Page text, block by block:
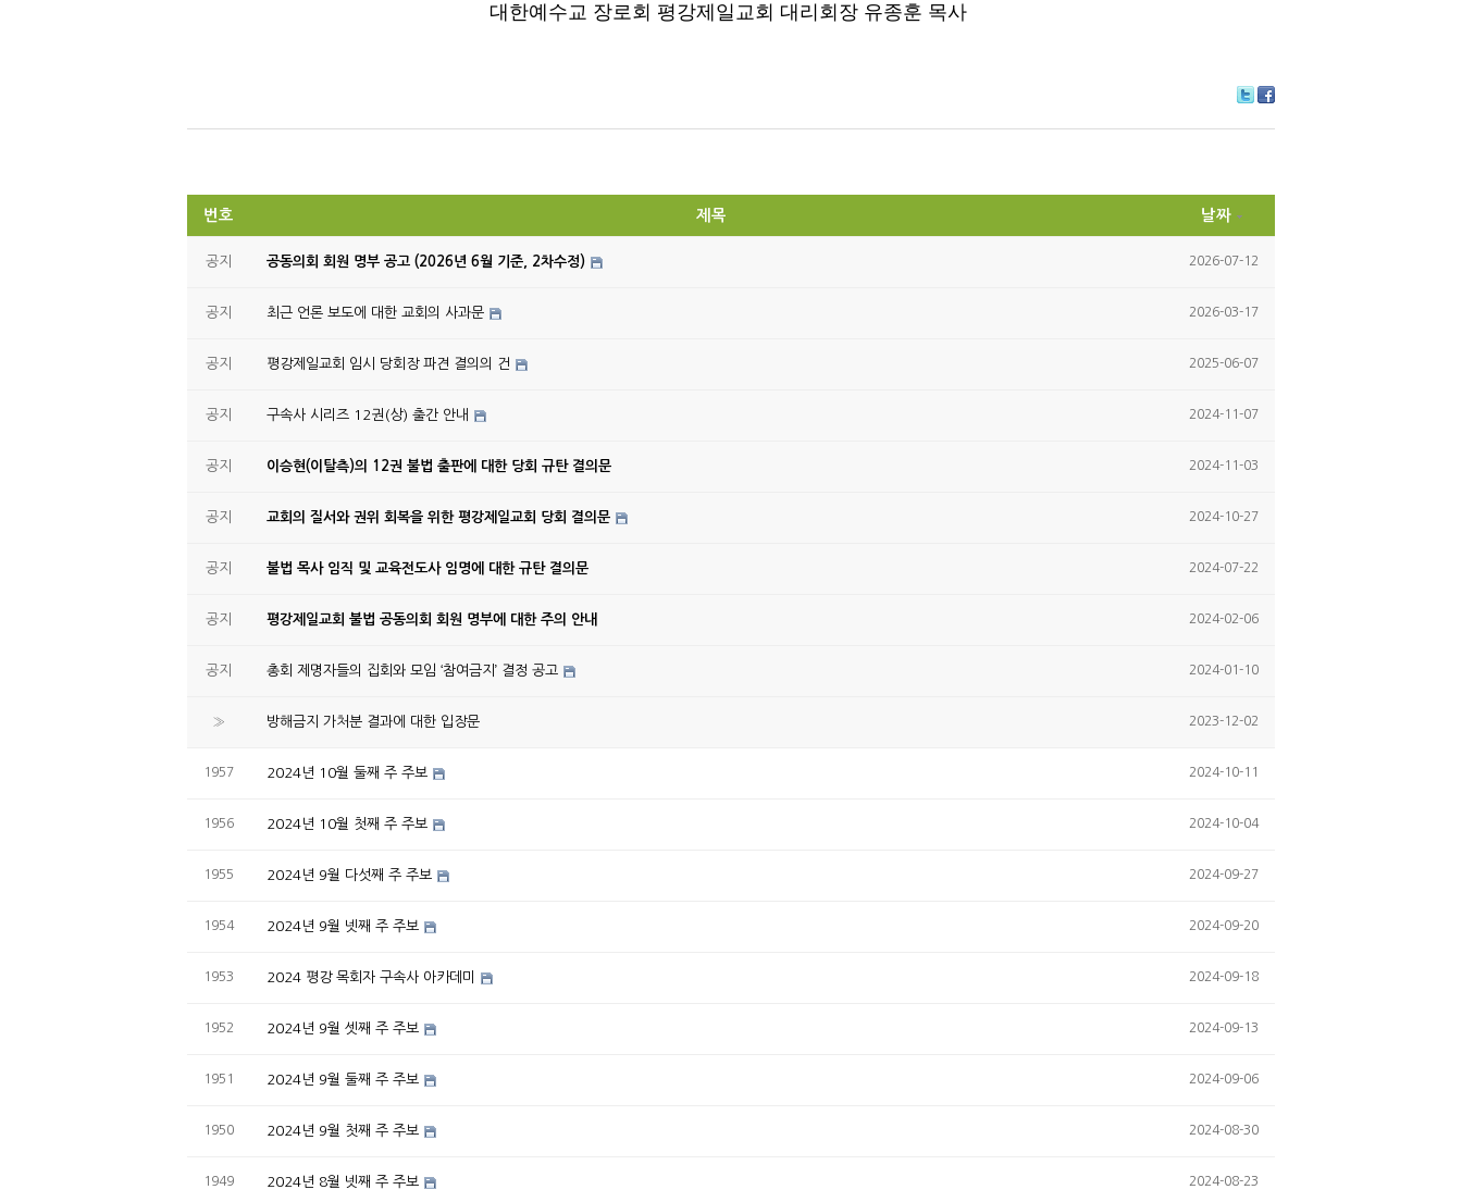
대한예수교 장로회 평강제일교회 대리회장 유종훈 목사
itte ce
번호 제목 날짜
공지 공동의회 회원 명부 공고 (2026년 6월 기준, 2차수정) 2026-07-12
공지 최근 언론 보도에 대한 교회의 사과문 2026-03-17
공지 평강제일교회 임시 당회장 파견 결의의 건 2025-06-07
공지 구속사 시리즈 12권(상) 출간 안내 2024-11-07
공지 이승현(이탈측)의 12권 불법 출판에 대한 당회 규탄 결의문 2024-11-03
공지 교회의 질서와 권위 회복을 위한 평강제일교회 당회 결의문 2024-10-27
공지 불법 목사 임직 및 교육전도사 임명에 대한 규탄 결의문 2024-07-22
공지 평강제일교회 불법 공동의회 회원 명부에 대한 주의 안내 2024-02-06
공지 총회 제명자들의 집회와 모임 ‘참여금지’ 결정 공고 2024-01-10
» 방해금지 가처분 결과에 대한 입장문 2023-12-02
1957 2024년 10월 둘째 주 주보 2024-10-11
1956 2024년 10월 첫째 주 주보 2024-10-04
1955 2024년 9월 다섯째 주 주보 2024-09-27
1954 2024년 9월 넷째 주 주보 2024-09-20
1953 2024 평강 목회자 구속사 아카데미 2024-09-18
1952 2024년 9월 셋째 주 주보 2024-09-13
1951 2024년 9월 둘째 주 주보 2024-09-06
1950 2024년 9월 첫째 주 주보 2024-08-30
1949 2024년 8월 넷째 주 주보 2024-08-23